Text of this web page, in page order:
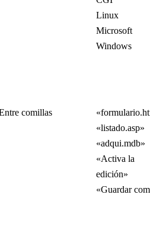
Linux
Microsoft
Windows
comillas
«listado.asp»
«adqui.mdb»
«Activa la
edición»
«Guardar